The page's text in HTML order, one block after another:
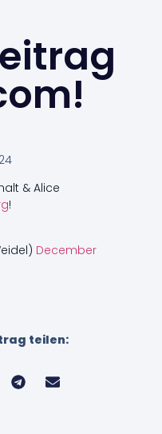
& Alice
!
December
teilen: